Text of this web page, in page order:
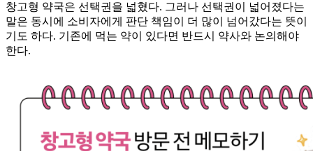
창고형 약국은 선택권을 넓혔다. 그러나 선택권이 넓어졌다는
말은 동시에 소비자에게 판단 책임이 더 많이 넘어갔다는 뜻이
기도 하다. 기존에 먹는 약이 있다면 반드시 약사와 논의해야
한다.